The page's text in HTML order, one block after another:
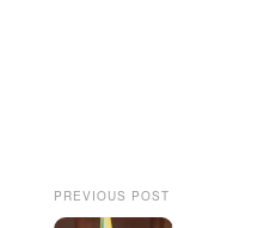
PREVIOUS POST